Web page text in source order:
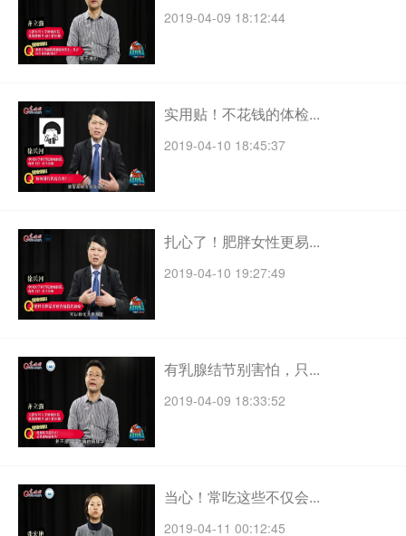
2019-04-09 18:12:44
实用贴！不花钱的体检...
2019-04-10 18:45:37
扎心了！肥胖女性更易...
2019-04-10 19:27:49
有乳腺结节别害怕，只...
2019-04-09 18:33:52
当心！常吃这些不仅会...
2019-04-11 00:12:45